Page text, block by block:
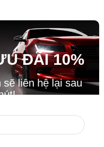
ĐÃI10%
liên hệ lại sau